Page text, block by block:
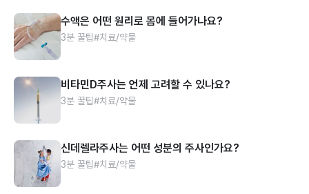
수액은 어떤 원리로 몸에 들어가나요?
3분 꿀팁#치료/약물
비타민D주사는 언제 고려할 수 있나요?
3분 꿀팁#치료/약물
신데렐라주사는 어떤 성분의 주사인가요?
3분 꿀팁#치료/약물